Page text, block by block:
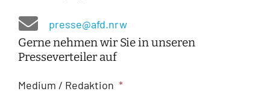
presse@afd.nrw
Gerne nehmen wir Sie in unseren
Presseverteiler auf
Medium / Redaktion *